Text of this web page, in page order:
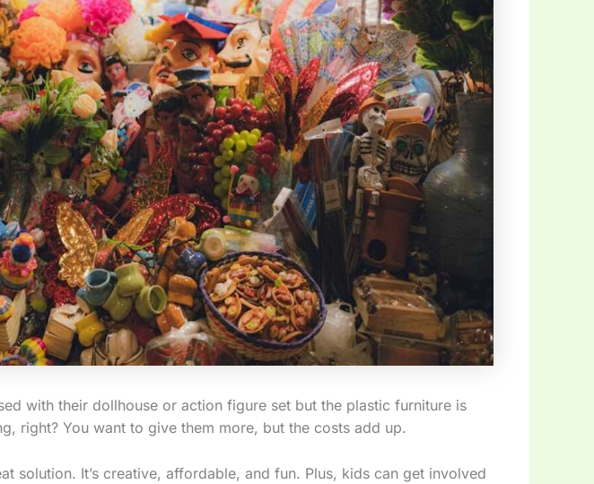
with their dollhouse or action figure set but the plastic furniture is
right? You want to give them more, but the costs add up.
solution. It’s creative, affordable, and fun. Plus, kids can get involved